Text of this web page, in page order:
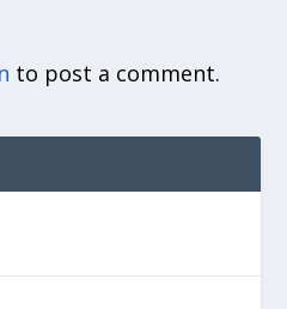
to post a comment.